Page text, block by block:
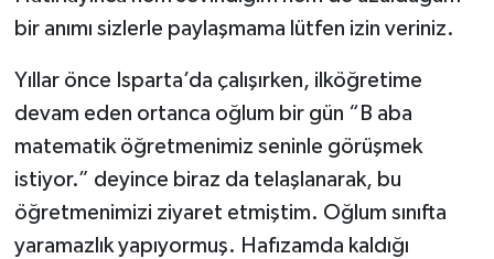
bir anımı sizlerle paylaşmama lütfen izin veriniz.
Yıllar önce Isparta’da çalışırken, ilköğretime
devam eden ortanca oğlum bir gün “B aba
matematik öğretmenimiz seninle görüşmek
istiyor.” deyince biraz da telaşlanarak, bu
öğretmenimizi ziyaret etmiştim. Oğlum sınıfta
yaramazlık yapıyormuş. Hafızamda kaldığı